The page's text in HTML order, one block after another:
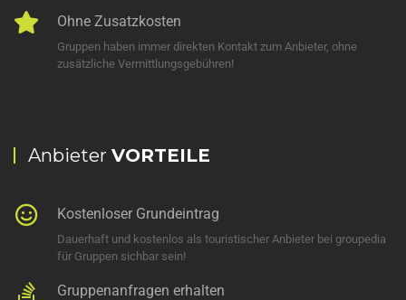
Ohne Zusatzkosten
Gruppen haben immer direkten Kontakt zum Anbieter, ohne
zusätzliche Vermittlungsgebühren!
Anbieter VORTEILE
Kostenloser Grundeintrag
Dauerhaft und kostenlos als touristischer Anbieter bei groupedia
für Gruppen sichbar sein!
Gruppenanfragen erhalten